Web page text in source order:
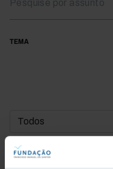
TEMA
DATA DE INÍCIO